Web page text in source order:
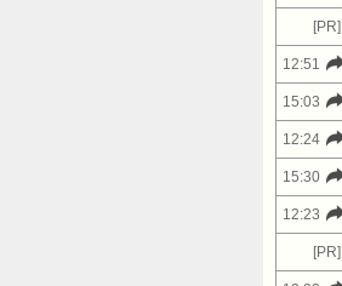
[PR]
12:51
15:03
12:24
15:30
12:23
[PR]